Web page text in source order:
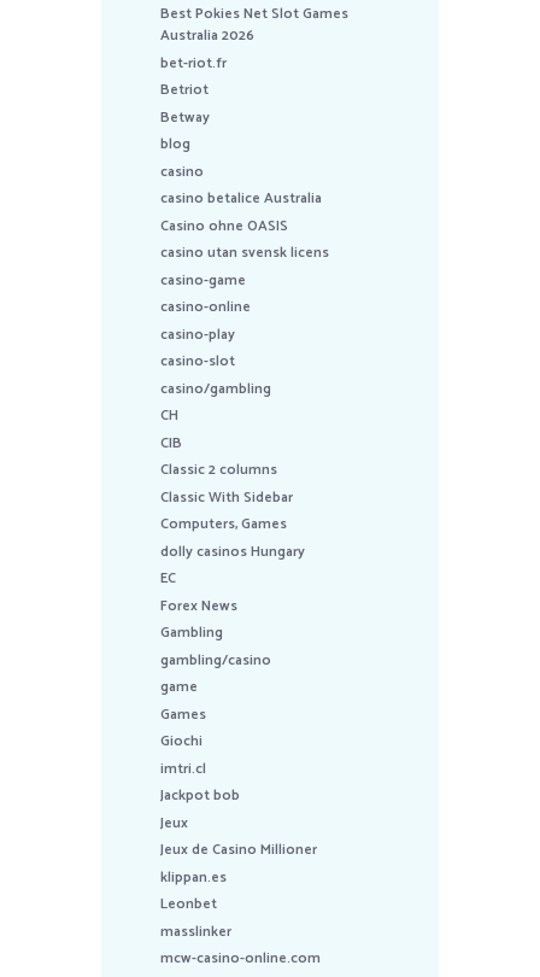
Best Pokies Net Slot Games
Australia 2026
bet-riot.fr
Betriot
Betway
blog
casino
casino betalice Australia
Casino ohne OASIS
casino utan svensk licens
casino-game
casino-online
casino-play
casino-slot
casino/gambling
CH
CIB
Classic 2 columns
Classic With Sidebar
Computers, Games
dolly casinos Hungary
EC
Forex News
Gambling
gambling/casino
game
Games
Giochi
imtri.cl
Jackpot bob
Jeux
Jeux de Casino Millioner
klippan.es
Leonbet
masslinker
mcw-casino-online.com